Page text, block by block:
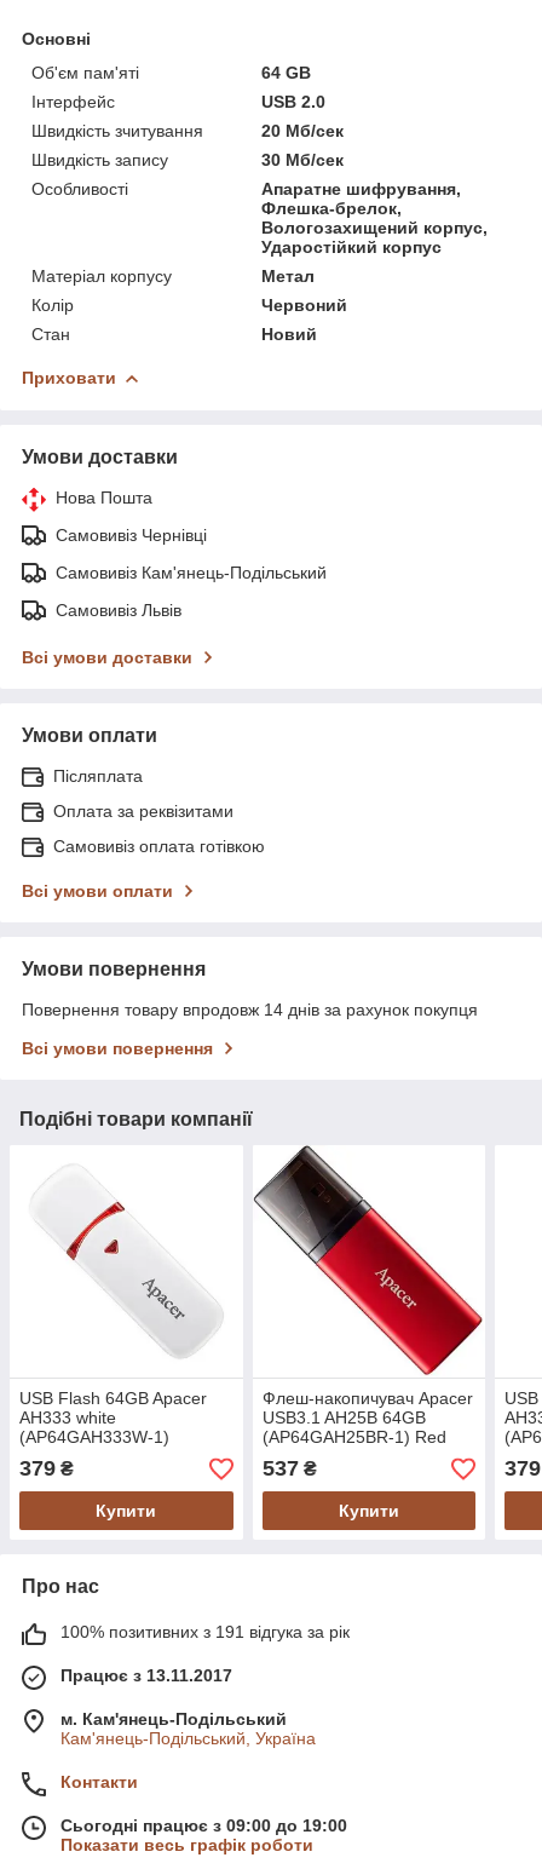
Основні
Об'єм пам'яті
64 GB
Інтерфейс
USB 2.0
Швидкість зчитування
20 Мб/сек
Швидкість запису
30 Мб/сек
Особливості
Апаратне шифрування,
Флешка-брелок,
Вологозахищений корпус,
Ударостійкий корпус
Матеріал корпусу
Метал
Колір
Червоний
Стан
Новий
Приховати
Умови доставки
Нова Пошта
Самовивіз Чернівці
Самовивіз Кам'янець-Подільський
Самовивіз Львів
Всі умови доставки
Умови оплати
Післяплата
Оплата за реквізитами
Самовивіз оплата готівкою
Всі умови оплати
Умови повернення
Повернення товару впродовж 14 днів за рахунок покупця
Всі умови повернення
Подібні товари компанії
USB Flash 64GB Apacer
AH333 white
(AP64GAH333W-1)
379 ₴
Купити
Флеш-накопичувач Apacer
USB3.1 AH25B 64GB
(AP64GAH25BR-1) Red
537₴
Купити
379
Про нас
100% позитивних з 191 відгука за рік
Працює з 13.11.2017
м. Кам'янець-Подільський
Кам'янець-Подільський, Україна
Контакти
Сьогодні працює з 09:00 до 19:00
Показати весь графік роботи